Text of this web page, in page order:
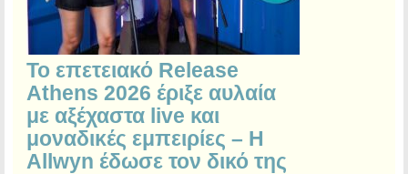
Το επετειακό Release
Athens 2026 έριξε αυλαία
με αξέχαστα live και
μοναδικές εμπειρίες – Η
Allwyn έδωσε τον δικό της